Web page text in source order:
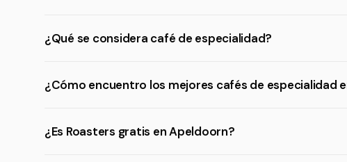
¿Qué se considera café de especialidad?
¿Cómo encuentro los mejores cafés de especialidad
¿Es Roasters gratis en Apeldoorn?